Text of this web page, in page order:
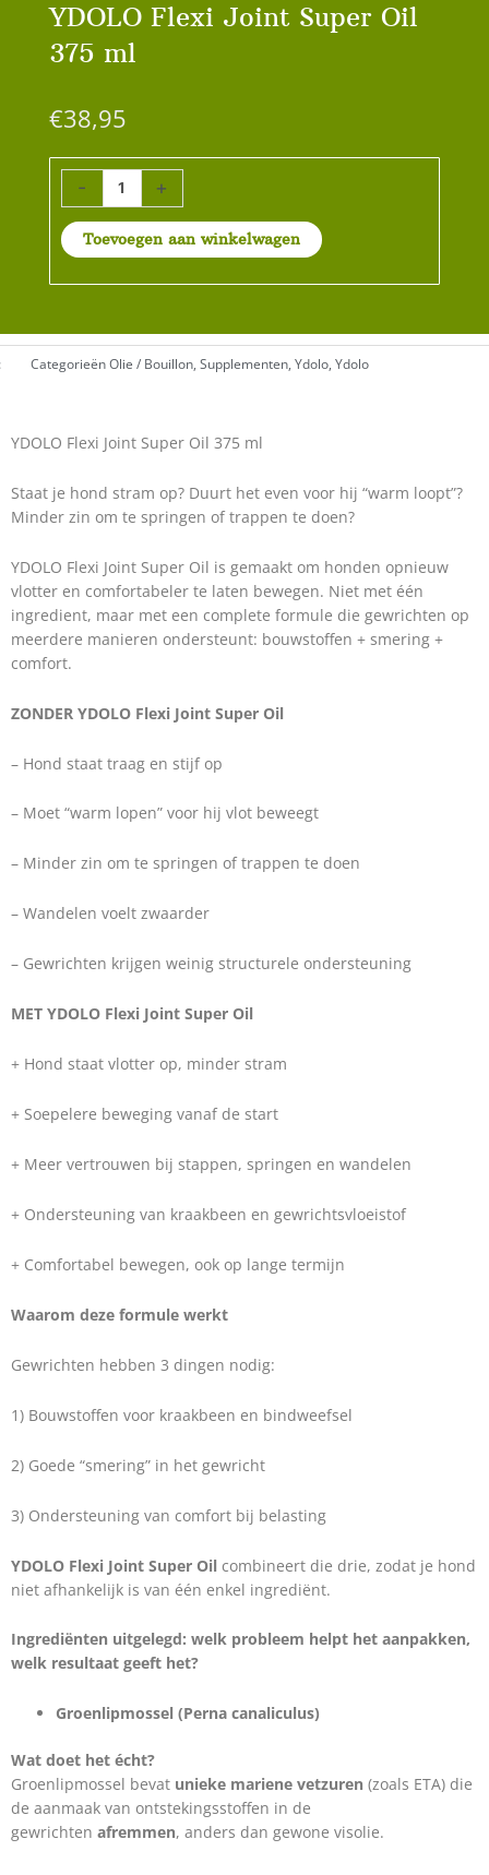
YDOLO Flexi Joint Super Oil
375 ml
€38,95
-
YDOLO
Flexi
Super
375
aantal
+
Toevoegen aan winkelwagen
CategorieënOlie / Bouillon, Supplementen, Ydolo, Ydolo
YDOLO Flexi Joint Super Oil 375 ml
Staat je hond stram op? Duurt het even voor hij “warm loopt”?
Minder zin om te springen of trappen te doen?
YDOLO Flexi Joint Super Oil is gemaakt om honden opnieuw
vlotter en comfortabeler te laten bewegen. Niet met één
ingredient, maar met een complete formule die gewrichten op
meerdere manieren ondersteunt: bouwstoffen + smering +
comfort.
ZONDER YDOLO Flexi Joint Super Oil
– Hond staat traag en stijf op
– Moet “warm lopen” voor hij vlot beweegt
– Minder zin om te springen of trappen te doen
– Wandelen voelt zwaarder
– Gewrichten krijgen weinig structurele ondersteuning
MET YDOLO Flexi Joint Super Oil
+ Hond staat vlotter op, minder stram
+ Soepelere beweging vanaf de start
+ Meer vertrouwen bij stappen, springen en wandelen
+ Ondersteuning van kraakbeen en gewrichtsvloeistof
+ Comfortabel bewegen, ook op lange termijn
Waarom deze formule werkt
Gewrichten hebben 3 dingen nodig:
1) Bouwstoffen voor kraakbeen en bindweefsel
2) Goede “smering” in het gewricht
3) Ondersteuning van comfort bij belasting
YDOLO Flexi Joint Super Oil combineert die drie, zodat je hond
niet afhankelijk is van één enkel ingrediënt.
Ingrediënten uitgelegd: welk probleem helpt het aanpakken,
welk resultaat geeft het?
Groenlipmossel (Perna canaliculus)
Wat doet het écht?
Groenlipmossel bevat unieke mariene vetzuren (zoals ETA) die
de aanmaak van ontstekingsstoffen in de
gewrichten afremmen, anders dan gewone visolie.